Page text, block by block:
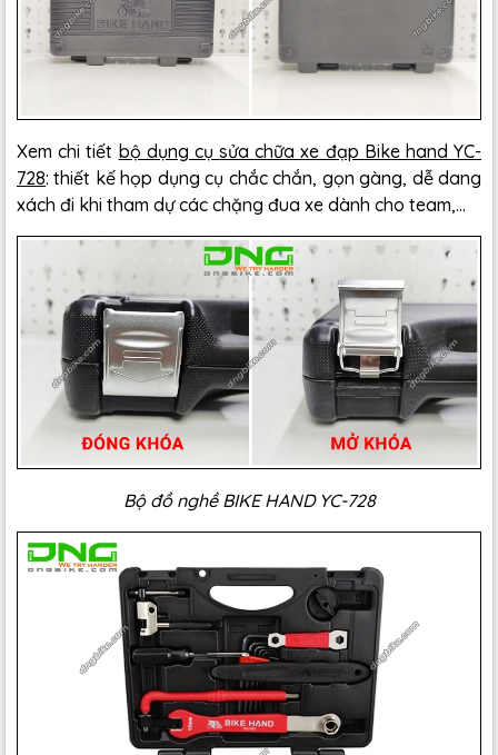
Xem chi tiết bộ dụng cụ sửa chữa xe đạp Bike hand YC-
728: thiết kế họp dụng cụ chắc chắn, gọn gàng, dễ dang
xách đi khi tham dự các chặng đua xe dành cho team,...
Bộ đồ nghề BIKE HAND YC-728